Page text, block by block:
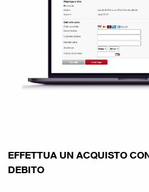
EFFETTUA UN ACQUISTO
DEBITO